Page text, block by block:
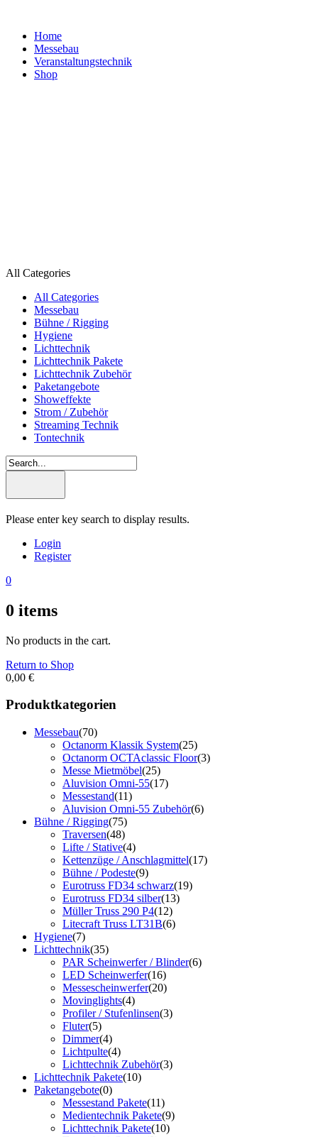
Home
Messebau
Veranstaltungs­technik
Shop
All Categories
All Categories
Messebau
Bühne / Rigging
Hygiene
Lichttechnik
Lichttechnik Pakete
Lichttechnik Zubehör
Paketangebote
Showeffekte
Strom / Zubehör
Streaming Technik
Tontechnik
Please enter key search to display results.
Login
Register
0
0 items
No products in the cart.
Return to Shop
0,00 €
Produktkategorien
Messebau(70)
Octanorm Klassik System(25)
Octanorm OCTAclassic Floor(3)
Messe Mietmöbel(25)
Aluvision Omni-55(17)
Messestand(11)
Aluvision Omni-55 Zubehör(6)
Bühne / Rigging(75)
Traversen(48)
Lifte / Stative(4)
Kettenzüge / Anschlagmittel(17)
Bühne / Podeste(9)
Eurotruss FD34 schwarz(19)
Eurotruss FD34 silber(13)
Müller Truss 290 P4(12)
Litecraft Truss LT31B(6)
Hygiene(7)
Lichttechnik(35)
PAR Scheinwerfer / Blinder(6)
LED Scheinwerfer(16)
Messescheinwerfer(20)
Movinglights(4)
Profiler / Stufenlinsen(3)
Fluter(5)
Dimmer(4)
Lichtpulte(4)
Lichttechnik Zubehör(3)
Lichttechnik Pakete(10)
Paketangebote(0)
Messestand Pakete(11)
Medientechnik Pakete(9)
Lichttechnik Pakete(10)